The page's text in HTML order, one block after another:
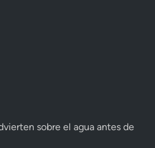
sobre el agua antes de